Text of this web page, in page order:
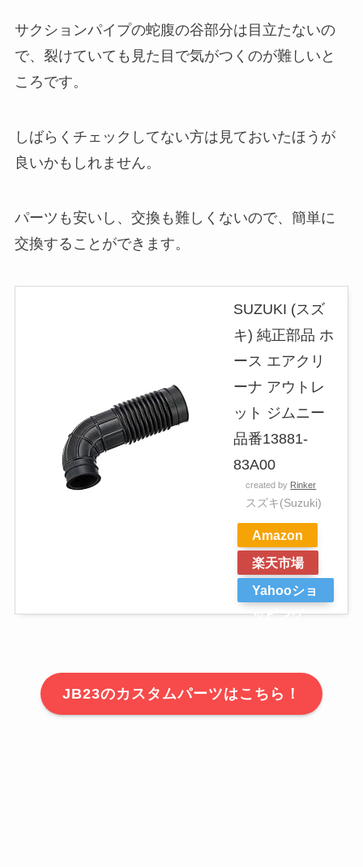
サクションパイプの蛇腹の谷部分は目立たないの
で、裂けていても見た目で気がつくのが難しいと
ころです。
しばらくチェックしてない方は見ておいたほうが
良いかもしれません。
パーツも安いし、交換も難しくないので、簡単に
交換することができます。
SUZUKI (スズ
キ) 純正部品 ホ
ース エアクリ
ーナ アウトレ
ット ジムニー
品番13881-
83A00
created by Rinker
スズキ(Suzuki)
Amazon
楽天市場
Yahooショ
ッピング
JB23のカスタムパーツはこちら！